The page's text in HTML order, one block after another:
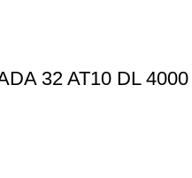
32 AT10 DL 4000